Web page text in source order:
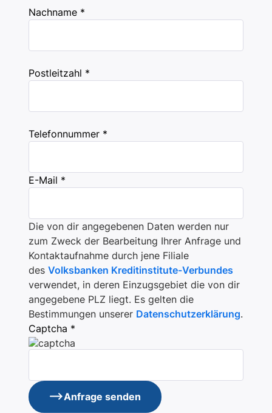
Nachname *
Postleitzahl *
Telefonnummer *
E-Mail *
Die von dir angegebenen Daten werden nur
zum Zweck der Bearbeitung Ihrer Anfrage und
Kontaktaufnahme durch jene Filiale
des Volksbanken Kreditinstitute-Verbundes
verwendet, in deren Einzugsgebiet die von dir
angegebene PLZ liegt. Es gelten die
Bestimmungen unserer Datenschutzerklärung.
Captcha *
Anfrage senden